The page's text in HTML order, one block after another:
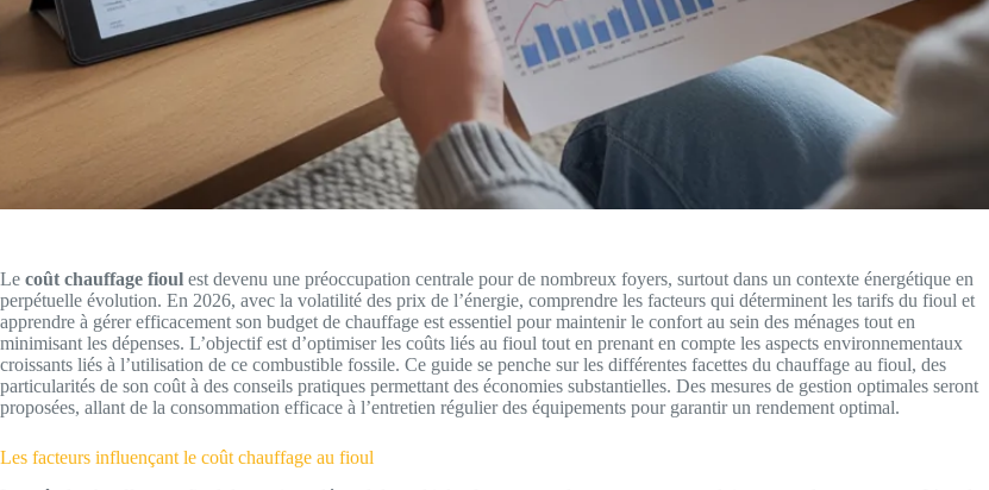
Le coût chauffage fioul est devenu une préoccupation centrale pour de nombreux foyers, surtout dans un contexte énergétique en
perpétuelle évolution. En 2026, avec la volatilité des prix de l’énergie, comprendre les facteurs qui déterminent les tarifs du fioul et
apprendre à gérer efficacement son budget de chauffage est essentiel pour maintenir le confort au sein des ménages tout en
minimisant les dépenses. L’objectif est d’optimiser les coûts liés au fioul tout en prenant en compte les aspects environnementaux
croissants liés à l’utilisation de ce combustible fossile. Ce guide se penche sur les différentes facettes du chauffage au fioul, des
particularités de son coût à des conseils pratiques permettant des économies substantielles. Des mesures de gestion optimales seront
proposées, allant de la consommation efficace à l’entretien régulier des équipements pour garantir un rendement optimal.
Les facteurs influençant le coût chauffage au fioul